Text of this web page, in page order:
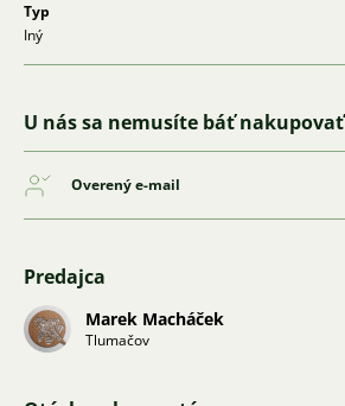
Typ
Iný
U nás sa nemusíte báť nakupovať
Overený e-mail
Predajca
Marek Macháček
Tlumačov